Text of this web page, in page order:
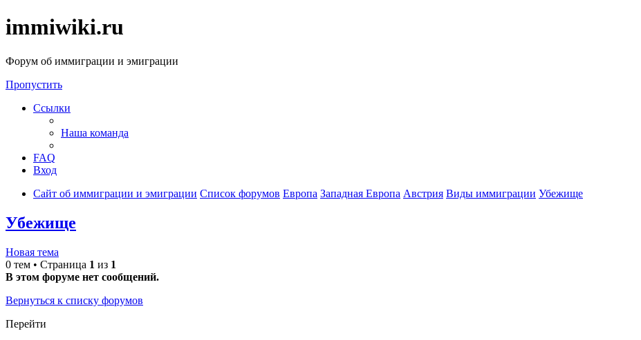
immiwiki.ru
Форум об иммиграции и эмиграции
Пропустить
Ссылки
Наша команда
FAQ
Вход
Сайт об иммиграции и эмиграции Список форумов Европа Западная Европа Австрия Виды иммиграции Убежище
Убежище
Новая тема
0 тем • Страница 1 из 1
В этом форуме нет сообщений.
Вернуться к списку форумов
Перейти